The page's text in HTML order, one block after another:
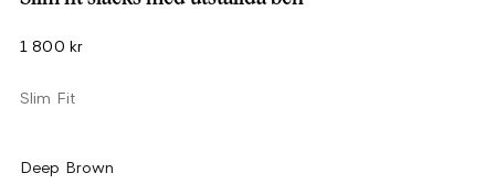
1 800 kr
Slim Fit
Deep Brown